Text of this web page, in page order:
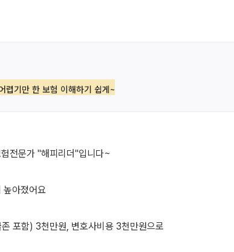
렵기만 한 보험 이해하기 쉽게~
전문가 "해피리더"입니다~
높아졌어요
포함) 3천만원, 변호사비용 3천만원으로